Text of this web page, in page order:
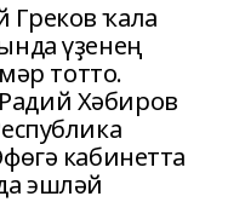
ҡала
үҙенең
тотто.
Хәбиров
кабинетта
эшләй